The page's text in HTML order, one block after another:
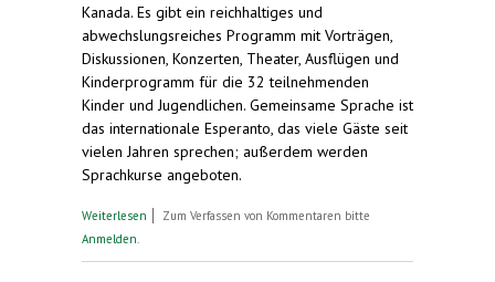
Kanada. Es gibt ein reichhaltiges und
abwechslungsreiches Programm mit Vorträgen,
Diskussionen, Konzerten, Theater, Ausflügen und
Kinderprogramm für die 32 teilnehmenden
Kinder und Jugendlichen. Gemeinsame Sprache ist
das internationale Esperanto, das viele Gäste seit
vielen Jahren sprechen; außerdem werden
Sprachkurse angeboten.
Weiterlesen über Warum Esperanto - es gibt doch Englisch?
Zum Verfassen von Kommentaren bitte
Anmelden